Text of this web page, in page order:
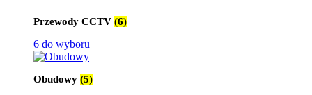
Przewody CCTV (6)
6 do wyboru
Obudowy (5)